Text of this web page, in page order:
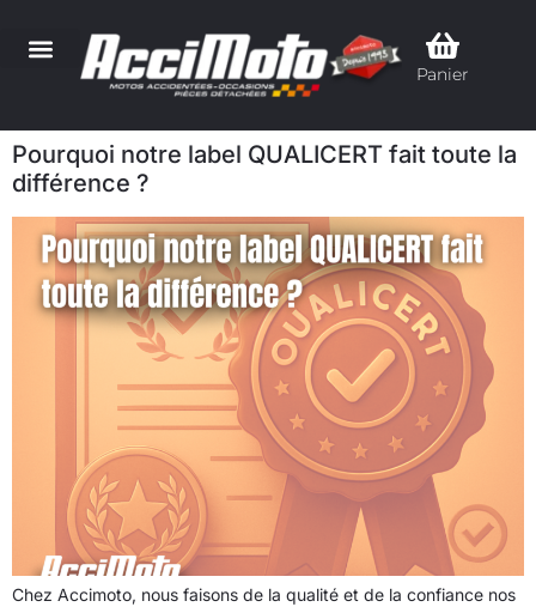
Panier
Pourquoi notre label QUALICERT fait toute la
différence ?
Chez Accimoto, nous faisons de la qualité et de la confiance nos